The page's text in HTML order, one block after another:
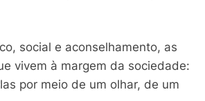
social e aconselhamento, as
vivem à margem da sociedade:
por meio de um olhar, de um